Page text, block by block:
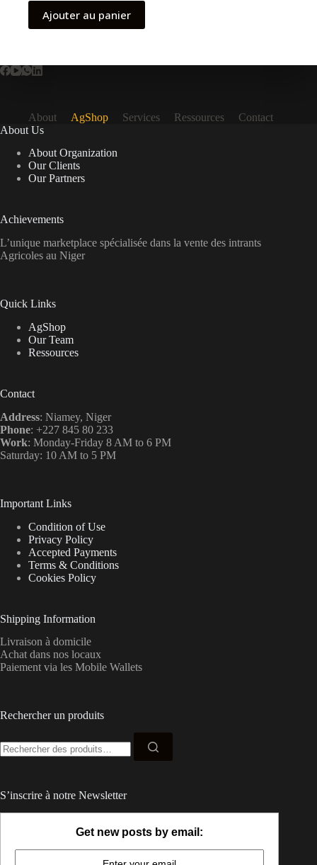
Ajouter au panier
About AgShop Services Ressources
Contact
About Us
About Organization
Our Clients
Our Partners
Achievements
L’unique marketplace spécialisée dans la vente des intrants
Agricoles au Niger
Quick Links
AgShop
Our Team
Ressources
Contact
Address: Niamey, Niger
Phone: +227 845 80 233
Work: Monday-Friday 8 AM to 6 PM
Saturday: 10 AM to 5 PM
Important Links
Condition of Use
Privacy Policy
Accepted Payments
Terms & Conditions
Cookies Policy
Shipping Information
Livraison à domicile
Achat dans nos locaux
Paiement via les Mobile Wallets
Rechercher un produits
pour :
S’inscrire à notre Newsletter
Get new posts by email: